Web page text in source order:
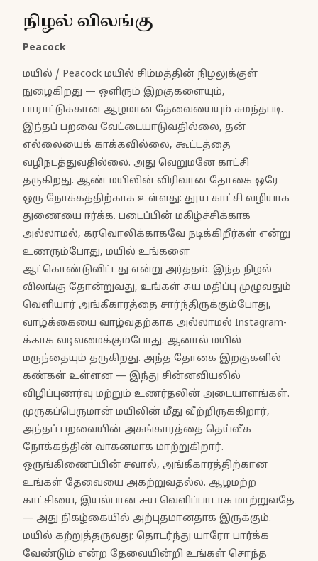
நிழல் விலங்கு
Peacock
மயில் / Peacock மயில் சிம்மத்தின் நிழலுக்குள்
நுழைகிறது — ஒளிரும் இறகுகளையும்,
பாராட்டுக்கான ஆழமான தேவையையும் சுமந்தபடி.
இந்தப் பறவை வேட்டையாடுவதில்லை, தன்
எல்லையைக் காக்கவில்லை, கூட்டத்தை
வழிநடத்துவதில்லை. அது வெறுமனே காட்சி
தருகிறது. ஆண் மயிலின் விரிவான தோகை ஒரே
ஒரு நோக்கத்திற்காக உள்ளது: தூய காட்சி வழியாக
துணையை ஈர்க்க. படைப்பின் மகிழ்ச்சிக்காக
அல்லாமல், கரவொலிக்காகவே நடிக்கிறீர்கள் என்று
உணரும்போது, மயில் உங்களை
ஆட்கொண்டுவிட்டது என்று அர்த்தம். இந்த நிழல்
விலங்கு தோன்றுவது, உங்கள் சுய மதிப்பு முழுவதும்
வெளியார் அங்கீகாரத்தை சார்ந்திருக்கும்போது,
வாழ்க்கையை வாழ்வதற்காக அல்லாமல் Instagram-
க்காக வடிவமைக்கும்போது. ஆனால் மயில்
மருந்தையும் தருகிறது. அந்த தோகை இறகுகளில்
கண்கள் உள்ளன — இந்து சின்னவியலில்
விழிப்புணர்வு மற்றும் உணர்தலின் அடையாளங்கள்.
முருகப்பெருமான் மயிலின் மீது வீற்றிருக்கிறார்,
அந்தப் பறவையின் அகங்காரத்தை தெய்வீக
நோக்கத்தின் வாகனமாக மாற்றுகிறார்.
ஒருங்கிணைப்பின் சவால், அங்கீகாரத்திற்கான
உங்கள் தேவையை அகற்றுவதல்ல. ஆழமற்ற
காட்சியை, இயல்பான சுய வெளிப்பாடாக மாற்றுவதே
— அது நிகழ்கையில் அற்புதமானதாக இருக்கும்.
மயில் கற்றுத்தருவது: தொடர்ந்து யாரோ பார்க்க
வேண்டும் என்ற தேவையின்றி உங்கள் சொந்த